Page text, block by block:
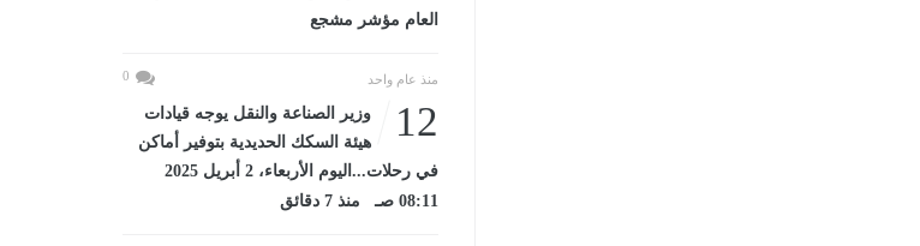
العام مؤشر مشجع
منذ عام واحد 0
12
وزير الصناعة والنقل يوجه قيادات
هيئة السكك الحديدية بتوفير أماكن
في رحلات...اليوم الأربعاء، 2 أبريل 2025
08:11 صـ منذ 7 دقائق